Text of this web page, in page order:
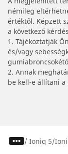
némileg
értéktől. Képzett
a következő
1. Tájékoztatják
és/vagy
2. Annak
be kell-e állítani
/ Ioniq 5